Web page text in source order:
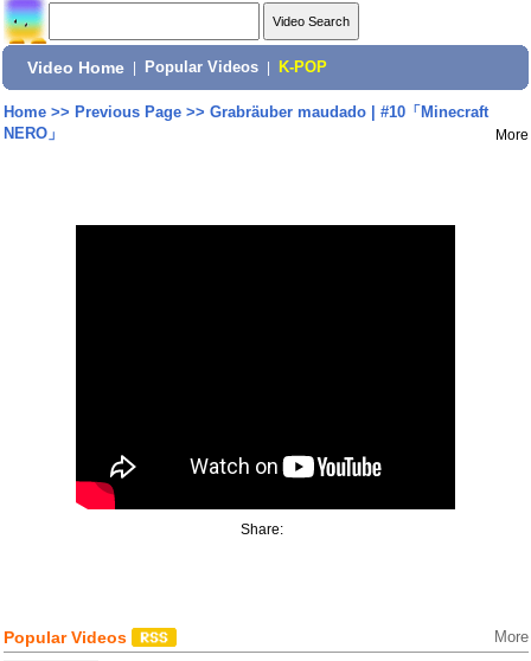
Video Home Popular Videos K-POP
Home>> Previous Page>> Grabräuber maudado | #10「Minecraft
NERO」
More
Share:
Popular Videos More